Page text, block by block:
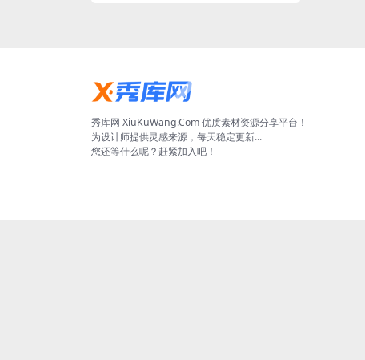
秀库网 XiuKuWang.Com 优质素材资源分享平台！
为设计师提供灵感来源，每天稳定更新...
您还等什么呢？赶紧加入吧！